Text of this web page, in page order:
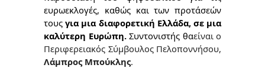
ευρωεκλογές, καθώς και των προτάσεών
τουςγια μια διαφορετική Ελλάδα, σε μια
καλύτερη Ευρώπη. Συντονιστής θαείναι ο
Περιφερειακός Σύμβουλος Πελοποννήσου,
Λάμπρος Μπούκλης.